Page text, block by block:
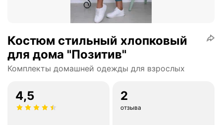
Костюм стильный хлопковый
для дома "Позитив"
Комплекты домашней одежды для взрослых
4,5 2
отзыва